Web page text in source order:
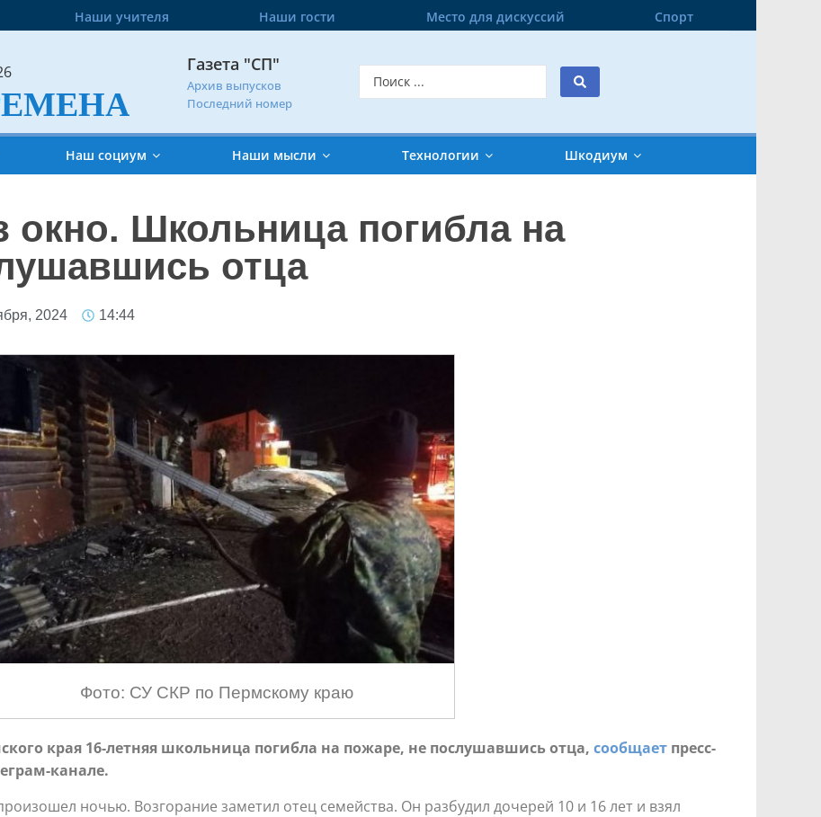
Наши учителя Наши гости Место для дискуссий Спорт
Газета "СП"
Архив выпусков
Последний номер
Наш социум Наши мысли Технологии Шкодиум
окно. Школьница погибла на
отца
2024 14:44
Фото: СУ СКР по Пермскому краю
края 16-летняя школьница погибла на пожаре, не послушавшись отца, сообщает пресс-
канале.
ночью. Возгорание заметил отец семейства. Он разбудил дочерей 10 и 16 лет и взял